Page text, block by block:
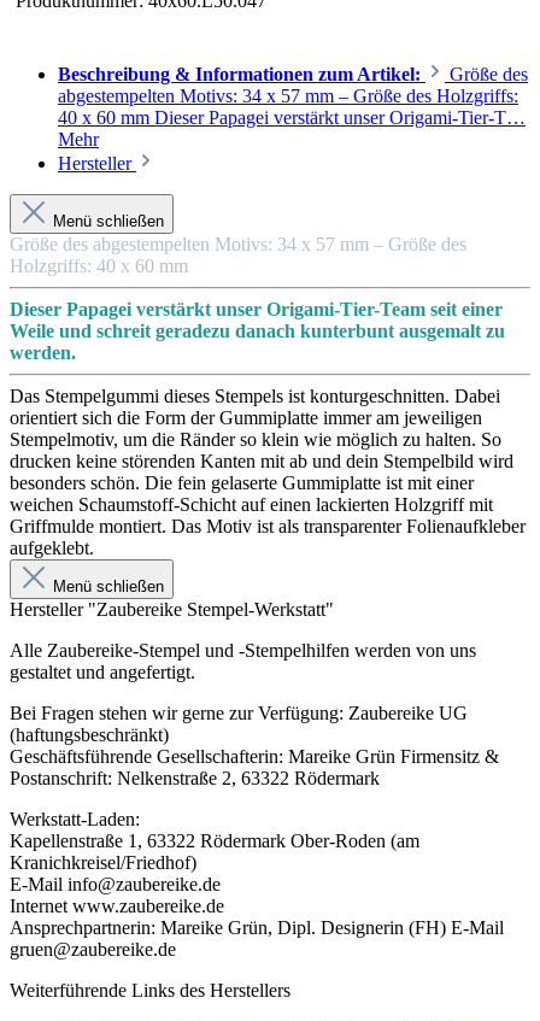
Beschreibung & Informationen zum Artikel:
Größe des
abgestempelten Motivs: 34 x 57 mm – Größe des Holzgriffs:
40 x 60 mm Dieser Papagei verstärkt unser Origami-Tier-T…
Mehr
Hersteller
Menü schließen
Größe des abgestempelten Motivs: 34 x 57 mm – Größe des
Holzgriffs: 40 x 60 mm
Dieser Papagei verstärkt unser Origami-Tier-Team seit einer
Weile und schreit geradezu danach kunterbunt ausgemalt zu
werden.
Das Stempelgummi dieses Stempels ist konturgeschnitten. Dabei
orientiert sich die Form der Gummiplatte immer am jeweiligen
Stempelmotiv, um die Ränder so klein wie möglich zu halten. So
drucken keine störenden Kanten mit ab und dein Stempelbild wird
besonders schön. Die fein gelaserte Gummiplatte ist mit einer
weichen Schaumstoff-Schicht auf einen lackierten Holzgriff mit
Griffmulde montiert. Das Motiv ist als transparenter Folienaufkleber
aufgeklebt.
Menü schließen
Hersteller "Zaubereike Stempel-Werkstatt"
Alle Zaubereike-Stempel und -Stempelhilfen werden von uns
gestaltet und angefertigt.
Bei Fragen stehen wir gerne zur Verfügung: Zaubereike UG
(haftungsbeschränkt)
Geschäftsführende Gesellschafterin: Mareike Grün Firmensitz &
Postanschrift: Nelkenstraße 2, 63322 Rödermark
Werkstatt-Laden:
Kapellenstraße 1, 63322 Rödermark Ober-Roden (am
Kranichkreisel/Friedhof)
E-Mail info@zaubereike.de
Internet www.zaubereike.de
Ansprechpartnerin: Mareike Grün, Dipl. Designerin (FH) E-Mail
gruen@zaubereike.de
Weiterführende Links des Herstellers